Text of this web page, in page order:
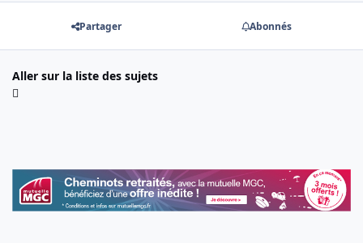
Partager Abonnés
Aller sur la liste des sujets